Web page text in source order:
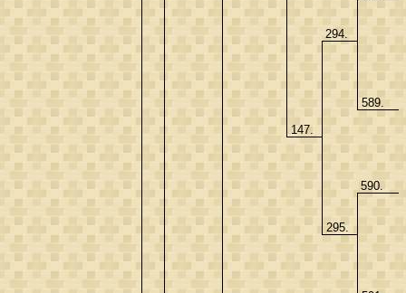
147.
294.
589.
295.
590.